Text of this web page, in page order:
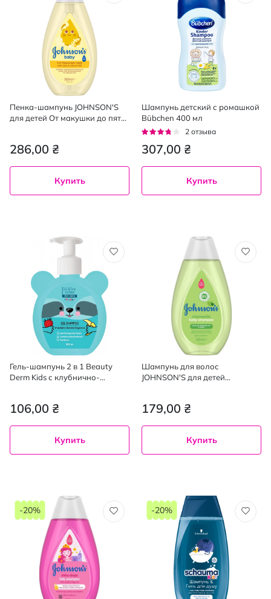
Пенка-шампунь JOHNSON'S
для детей От макушки до пят
286,00 ₴
Купить
Шампунь детский с ромашкой
Bübchen 400 мл
Рейтинг:
2 отзыва
307,00 ₴
Купить
Гель-шампунь 2 в 1 Beauty
Derm Kids с клубнично-
106,00 ₴
Купить
Шампунь для волос
JOHNSON'S для детей
179,00 ₴
Купить
-20% -20%